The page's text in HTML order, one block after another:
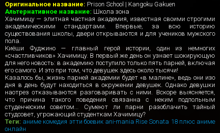
Оригинальное название: Prison School | Kangoku Gakuen
Альтернативное название: Школа зона
Хачимицу — элитная частная академия, известная своими строгими
академическими стандартами. Впервые, за всю историю
существования школы, двери открываются и для учеников мужского
пола.
Киёши Фуджино — главный герой истории, один из немногих
«счастливчиков» Хачимицу. В первый же день он узнает шокирующую
для него новость: в академию поступило только пять парней, включая
его самого. И это при том, что девушек здесь около тысячи!
Казалось бы, жизнь парней академии будет «в малине», ведь они изо
дня в день будут находиться в окружении девушек. Однако девушки
наотрез отказываются разговаривать с ними. Вскоре выясняется,
что причина такого поведения связанна с неким подпольным
студенческим советом... Сумеют ли парни разоблачить тайный
студсовет, угрожающий студенткам Хачимицу?
Теги: аниме комедия этти боевик ani-mania Rise Sonata 18 плюс аниме
онлайн